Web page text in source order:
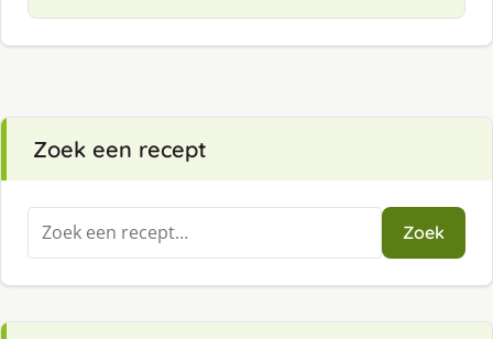
Zoek een recept
Zoeken
naar:
Zoek